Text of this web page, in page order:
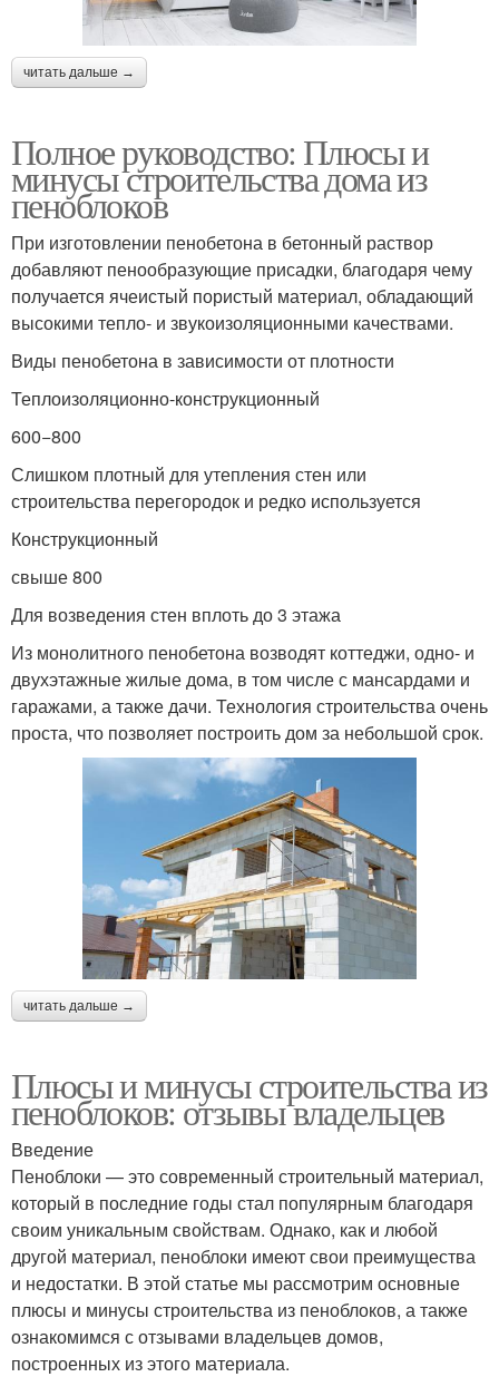
читать дальше →
Полное руководство: Плюсы и
минусы строительства дома из
пеноблоков
При изготовлении пенобетона в бетонный раствор
добавляют пенообразующие присадки, благодаря чему
получается ячеистый пористый материал, обладающий
высокими тепло- и звукоизоляционными качествами.
Виды пенобетона в зависимости от плотности
Теплоизоляционно-конструкционный
600−800
Слишком плотный для утепления стен или
строительства перегородок и редко используется
Конструкционный
свыше 800
Для возведения стен вплоть до 3 этажа
Из монолитного пенобетона возводят коттеджи, одно- и
двухэтажные жилые дома, в том числе с мансардами и
гаражами, а также дачи. Технология строительства очень
проста, что позволяет построить дом за небольшой срок.
читать дальше →
Плюсы и минусы строительства из
пеноблоков: отзывы владельцев
Введение
Пеноблоки — это современный строительный материал,
который в последние годы стал популярным благодаря
своим уникальным свойствам. Однако, как и любой
другой материал, пеноблоки имеют свои преимущества
и недостатки. В этой статье мы рассмотрим основные
плюсы и минусы строительства из пеноблоков, а также
ознакомимся с отзывами владельцев домов,
построенных из этого материала.